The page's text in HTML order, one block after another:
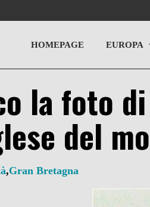
HOMEPAGE EUROPA
la foto
del
,Gran Bretagna